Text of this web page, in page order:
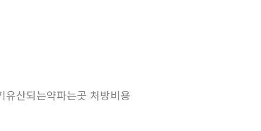
산되는약파는곳 처방비용